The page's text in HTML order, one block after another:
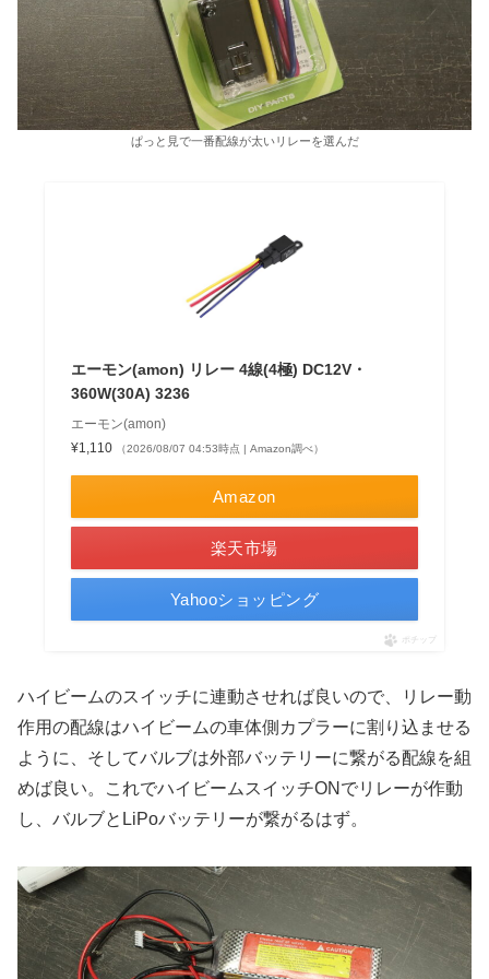
ぱっと見で一番配線が太いリレーを選んだ
エーモン(amon) リレー 4線(4極) DC12V・
360W(30A) 3236
エーモン(amon)
¥1,110
（2026/08/07 04:53時点 | Amazon調べ）
Amazon
楽天市場
Yahooショッピング
ポチップ
ハイビームのスイッチに連動させれば良いので、リレー動
作用の配線はハイビームの車体側カプラーに割り込ませる
ように、そしてバルブは外部バッテリーに繋がる配線を組
めば良い。これでハイビームスイッチONでリレーが作動
し、バルブとLiPoバッテリーが繋がるはず。